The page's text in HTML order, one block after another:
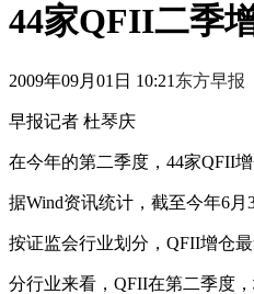
44家QFII二季
2009年09月01日 10:21 东方早报
早报记者 杜琴庆
在今年的第二季度，44家QFII增
据Wind资讯统计，截至今年6月
按证监会行业划分，QFII增仓
分行业来看，QFII在第二季度